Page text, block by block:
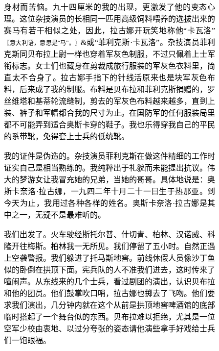
身材而苦恼。九十四厘米的我的出现，更激发了他的变态心
理。这位杂技演员的长相同一匹用高级饲料喂养的选拔出来的
赛马有若干相似之处，因此，拉古娜开玩笑地称他“卡瓦洛”
〖意大利语，意思是“马”。〗&或“菲利克斯·卡瓦洛”。杂技演员菲利
克斯同贝布拉上尉一样也穿着军灰色制服，不过只佩着上士军
衔标志。女士们也藏身在剪裁成旅行服装的军灰色衣料里，简
直太不合身了。拉古娜手指下的针线活原来也是块军灰色布
料，后来成了我的制服。布料是贝布拉和菲利克斯捐赠的，罗
丝维塔和基蒂轮流缝制，剪去的军灰色布料越来越多，直到上
装、裤子和军帽都合我的尺寸为止。在国防军的任何服装局里
都不可能弄到适合奥斯卡穿的鞋子。我也乐得穿我自己的平民
的系带靴，免得套上士兵的低统靴。
我的证件是伪造的。杂技演员菲利克斯在做这件精细的工作时
证实自己是相当熟练的。我纯粹出于礼貌而未能提出抗议。伟
大的梦游女让我冒充她的兄弟，当她的哥哥。具体地说是：奥
斯卡奈洛·拉古娜，一九四二年十月二十一日生于热那亚。到
今天为止，我用过各种各样的姓名。奥斯卡奈洛·拉古娜是其
中之一，无疑不是最难听的。
我们出发了。火车驶经斯托尔普、什切青、柏林、汉诺威、科
隆开往梅斯。柏林我一无所见。我们停留了五小时。自然正遇
上空袭警报。我们躲进了托马斯地窖。前线休假人员像沙丁鱼
似的卧倒在拱顶下面。宪兵队的人不准我们进去，这时传来了
喧闹声。从东线来的几个士兵，看过剧团的演出，认识贝布拉
和他的团员。他们鼓掌吹口哨，拉古娜也掷去了飞吻。他们要
求我们演出，几分钟内就在这个从前是拱顶地窖啤酒馆的底部
临时搭起了一个舞台似的东西。贝布拉难以拒绝，尤其是一位
空军少校由衷地、以过分夸张的姿态请他演些拿手好戏给士兵
们一饱眼福。